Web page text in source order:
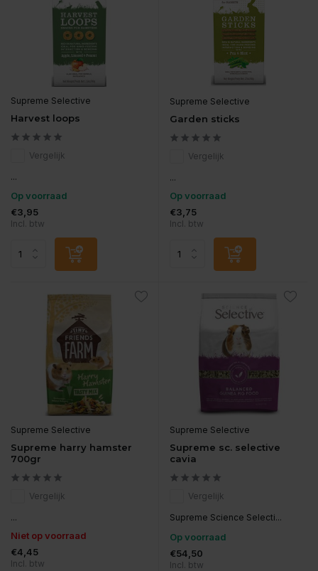
Supreme Selective
Harvest loops
Vergelijk
...
Op voorraad
€3,95
Incl. btw
Supreme Selective
Garden sticks
Vergelijk
...
Op voorraad
€3,75
Incl. btw
Supreme Selective
Supreme harry hamster
700gr
Vergelijk
...
Niet op voorraad
€4,45
Incl. btw
Supreme Selective
Supreme sc. selective
cavia
Vergelijk
Supreme Science Selecti...
Op voorraad
€54,50
Incl. btw